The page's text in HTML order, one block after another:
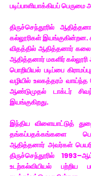
படிப்பாளியாக்கியப்
திருச்செந்தூரில்
கல்லூரிகள் இயங்குகின்றன.
விதத்தில் ஆதித்தனார் கலை
ஆதித்தனார் மகளிர்
பொறியியல் படிப்பை
வழியில் உலகத்தரம்
ஆண்டுமுதல் டாக்டர்
இயங்குகிறது.
இந்திய விளையாட்டுத்
தங்கப்பதக்கங்களை
ஆதித்தனார் அவர்கள்
திருச்செந்தூரில்
உடற்கல்வியியல் பற்றிய